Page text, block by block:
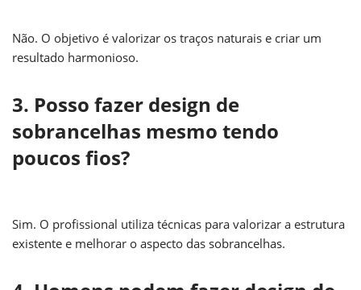
Não. O objetivo é valorizar os traços naturais e criar um
resultado harmonioso.
3. Posso fazer design de
sobrancelhas mesmo tendo
poucos fios?
Sim. O profissional utiliza técnicas para valorizar a estrutura
existente e melhorar o aspecto das sobrancelhas.